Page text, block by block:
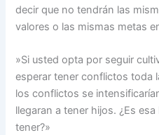
decir que no tendrán las
valores o las mismas metas
»Si usted opta por seguir
esperar tener conflictos toda
los conflictos se
llegaran a tener hijos. ¿Es
tener?»